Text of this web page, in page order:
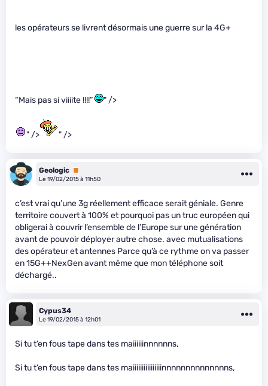
les opérateurs se livrent désormais une guerre sur la 4G+
“Mais pas si viiiite !!!!” " />
" /> " />
Geologic Premium
Le 19/02/2015 à 11h50
c’est vrai qu’une 3g réellement efficace serait géniale. Genre
territoire couvert à 100% et pourquoi pas un truc européen qui
obligerai à couvrir l’ensemble de l’Europe sur une génération
avant de pouvoir déployer autre chose. avec mutualisations
des opérateur et antennes Parce qu’à ce rythme on va passer
en 15G++NexGen avant même que mon téléphone soit
déchargé..
Cypus34
Le 19/02/2015 à 12h01
Si tu t’en fous tape dans tes maiiiiiinnnnnns,
Si tu t’en fous tape dans tes maiiiiiiiiiiiiiiiinnnnnnnnnnnnnns,